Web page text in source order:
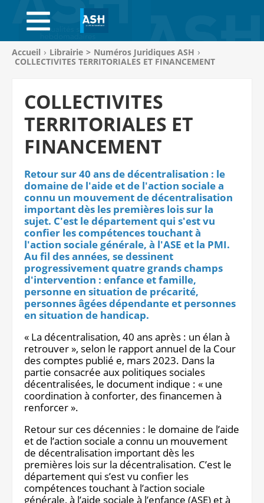
ACCUEIL
ABONNEMENTS
ACHAT AU NUMÉRO
LIBRAIRIE
PAGE ENTREPRISE
ANNONCES
CV-THÈQUE
CONNEXION
PANIER
Notre site éditorial
JOB ASH
Notre boutique
Vous
êtes
Accueil Librairie > Numéros Juridiques ASH
COLLECTIVITES TERRITORIALES ET FINANCEMENT
COLLECTIVITES
TERRITORIALES ET
FINANCEMENT
Retour sur 40 ans de décentralisation : le
domaine de l'aide et de l'action sociale a
connu un mouvement de décentralisation
important dès les premières lois sur la
sujet. C'est le département qui s'est vu
confier les compétences touchant à
l'action sociale générale, à l'ASE et la PMI.
Au fil des années, se dessinent
progressivement quatre grands champs
d'intervention : enfance et famille,
personne en situation de précarité,
personnes âgées dépendante et personnes
en situation de handicap.
« La décentralisation, 40 ans après : un élan à
retrouver », selon le rapport annuel de la Cour
des comptes publié e, mars 2023. Dans la
partie consacrée aux politiques sociales
décentralisées, le document indique : « une
coordination à conforter, des financemen à
renforcer ».
Retour sur ces décennies : le domaine de l’aide
et de l’action sociale a connu un mouvement
de décentralisation important dès les
premières lois sur la décentralisation. C’est le
département qui s’est vu confier les
compétences touchant à l’action sociale
générale, à l’aide sociale à l’enfance (ASE) et à